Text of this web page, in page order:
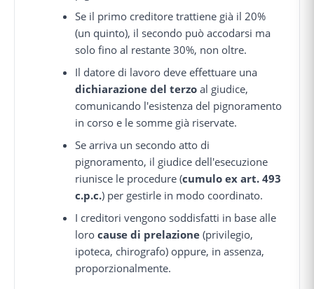
Se il primo creditore trattiene già il 20%
(un quinto), il secondo può accodarsi ma
solo fino al restante 30%, non oltre.
Il datore di lavoro deve effettuare una
dichiarazione del terzo al giudice,
comunicando l'esistenza del pignoramento
in corso e le somme già riservate.
Se arriva un secondo atto di
pignoramento, il giudice dell'esecuzione
riunisce le procedure (cumulo ex art. 493
c.p.c.) per gestirle in modo coordinato.
I creditori vengono soddisfatti in base alle
lorocause di prelazione (privilegio,
ipoteca, chirografo) oppure, in assenza,
proporzionalmente.